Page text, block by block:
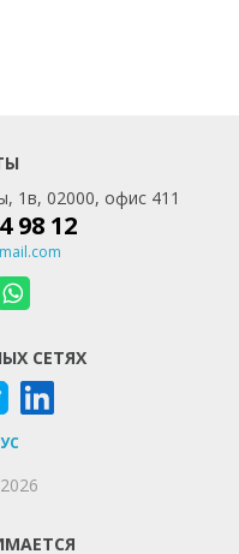
1в, 02000, офис 411
98 12
СЕТЯХ